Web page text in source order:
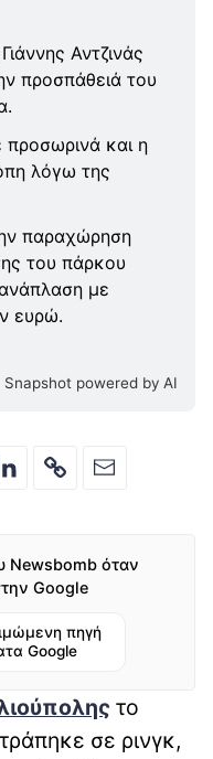
Αντζινάς
προσπάθειά του
προσωρινά και η
λόγω της
παραχώρηση
του πάρκου
με
ευρώ.
Snapshot powered by AI
Newsbomb όταν
Google
πηγή
Google
το
σε ρινγκ,